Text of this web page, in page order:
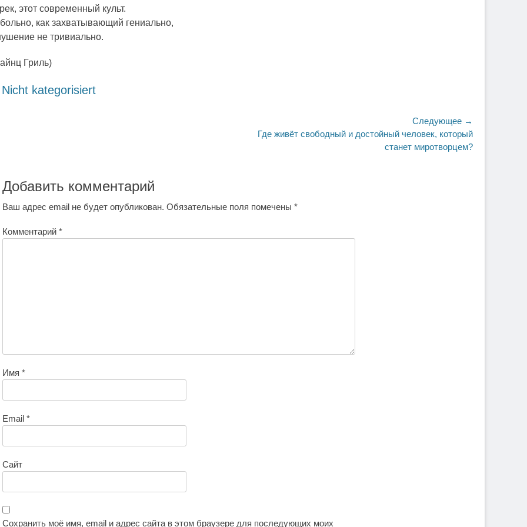
этот современный культ.
как захватывающий гениально,
не тривиально.
Гриль)
Nicht kategorisiert
Следующее →
СледующаяГде живёт свободный и достойный человек, который
станет миротворцем?
Добавить комментарий
Ваш адрес email не будет опубликован. Обязательные поля помечены *
Комментарий *
Имя *
Email *
Сайт
Сохранить моё имя, email и адрес сайта в этом браузере для последующих моих